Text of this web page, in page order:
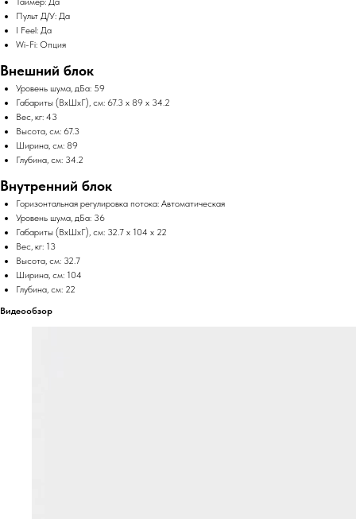
Пульт Д/У: Да
I Feel: Да
Wi-Fi: Опция
Внешний блок
Уровень шума, дБа: 59
Габариты (ВхШхГ), см: 67.3 x 89 x 34.2
Вес, кг: 43
Высота, см: 67.3
Ширина, см: 89
Глубина, см: 34.2
Внутренний блок
Горизонтальная регулировка потока: Автоматическая
Уровень шума, дБа: 36
Габариты (ВхШхГ), см: 32.7 x 104 x 22
Вес, кг: 13
Высота, см: 32.7
Ширина, см: 104
Глубина, см: 22
Видеообзор